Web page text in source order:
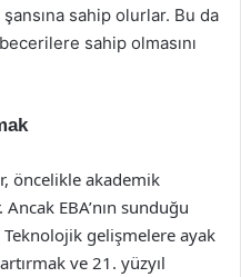
sahip olurlar. Bu da
sahip olmasını
öncelikle akademik
EBA’nın sunduğu
Teknolojik gelişmelere ayak
ve 21. yüzyıl